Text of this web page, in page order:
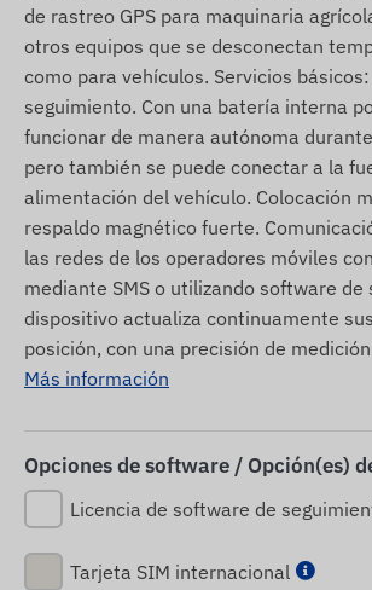
de rastreo GPS para maquinaria
otros equipos que se desconectan
como para vehículos. Servicios
seguimiento. Con una batería interna
funcionar de manera autónoma
pero también se puede conectar a la
alimentación del vehículo. Colocación
respaldo magnético fuerte.
las redes de los operadores móviles
mediante SMS o utilizando software de
dispositivo actualiza continuamente
posición, con una precisión de
Más información
Opciones de software / Opción(es)
Licencia de software de
Tarjeta SIM internacional